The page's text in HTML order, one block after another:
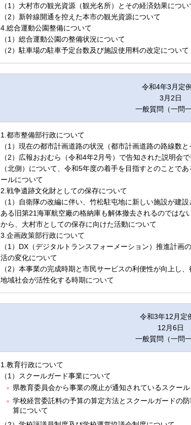
（1）大村市の観光資源（観光名所）とその経済効果につい
（2）新幹線開通を控えた本市の観光資源について
4.総合運動公園整備について
（1）総合運動公園の整備状況について
（2）駐車場の駐車予定台数及び施設使用料の改定について
令和4年3月定
3月2日
一般質問（一問一
1.都市整備部行政について
（1）現在の都市計画道路の状況（都市計画道路の路線数
（2）広報おおむら（令和4年2月号）で告知された説明会
（北側）について、令和5年度の着手を目指すとのことで
ールについて
2.戦争遺跡文化財としての保存について
（1）自衛隊の改編に伴い、竹松駐屯地に新しい施設が建
ある旧第21海軍航空廠の格納庫も解体撤去されるのではな
から、大村市としての保存に向けた活動について
3.企画政策部行政について
（1）DX（デジタルトランスフォーメーション）推進計画
活の変化について
（2）本事業の完成時期と市民サービスの利便性が向上し
地域社会が活性化する時期について
令和3年12月定
12月6日
一般質問（一問一
1.教育行政について
（1）スクールガード事業について
県教育委員会から事業の廃止が通知されているスクー
学校経営委託料の予算の算定方法とスクールガードの
算について